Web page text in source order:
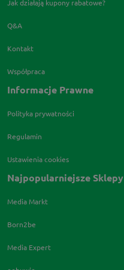
Jak działają kupony rabatowe?
Q&A
Kontakt
Współpraca
Informacje Prawne
Polityka prywatności
Regulamin
Ustawienia cookies
Najpopularniejsze Sklepy
Media Markt
Born2be
Media Expert